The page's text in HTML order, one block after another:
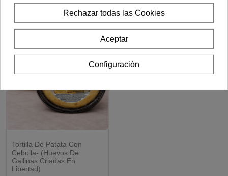
Tortilla De Patata Con
Cebolla- (Huevos De
Gallinas Criadas En
Libertad)
Rechazar todas las Cookies
Aceptar
Configuración